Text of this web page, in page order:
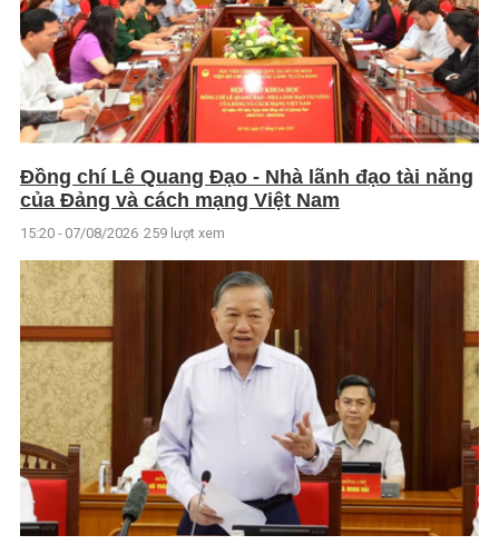
Đồng chí Lê Quang Đạo - Nhà lãnh đạo tài năng
của Đảng và cách mạng Việt Nam
15:20 - 07/08/2026 259 lượt xem